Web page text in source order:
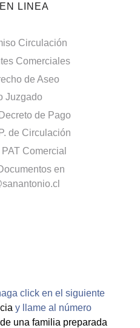
LINEA
Circulación
Comerciales
de Aseo
Juzgado
de Pago
de Circulación
Comercial
en
click en el siguiente
y llame al número
una familia preparada